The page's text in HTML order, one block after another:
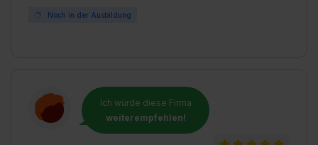
Noch in der Ausbildung
Ich würde diese Firma
weiterempfehlen!